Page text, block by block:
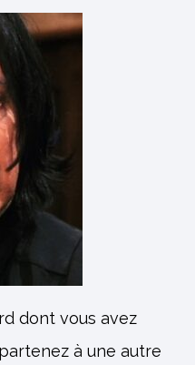
dont vous avez
à une autre